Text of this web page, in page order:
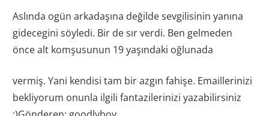
Aslında ogün arkadaşına değilde sevgilisinin yanına
gidecegini söyledi. Bir de sır verdi. Ben gelmeden
önce alt komşusunun 19 yaşındaki oğlunada
vermiş. Yani kendisi tam bir azgın fahişe. Emaillerinizi
bekliyorum onunla ilgili fantazilerinizi yazabilirsiniz